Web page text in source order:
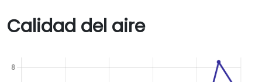
Calidad del aire